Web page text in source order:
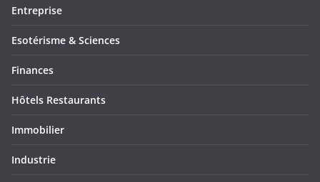
Entreprise
Esotérisme & Sciences
Finances
Hôtels Restaurants
Immobilier
Industrie